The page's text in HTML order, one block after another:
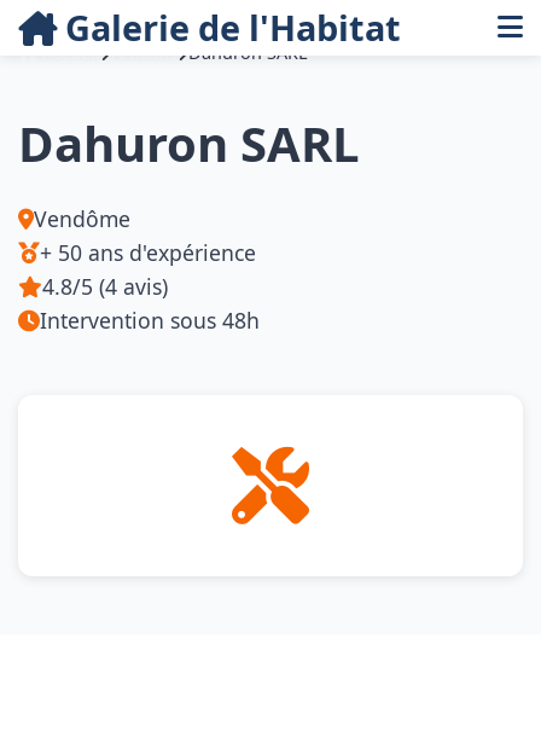
Galerie de l'Habitat
Accueil Dahuron SARL
Dahuron SARL
Vendôme
+ 50 ans d'expérience
4.8/5 (4 avis)
Intervention sous 48h